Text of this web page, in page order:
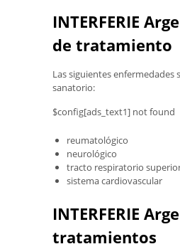
INTERFERIE
de tratamiento
Las siguientes enfermedades
sanatorio:
$config[ads_text1] not found
reumatológico
neurológico
tracto respiratorio
sistema cardiovascular
INTERFERIE
tratamientos